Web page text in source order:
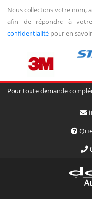
Nous collectons votre nom,
afin de répondre à
confidentialité pour en
Pour toute demande